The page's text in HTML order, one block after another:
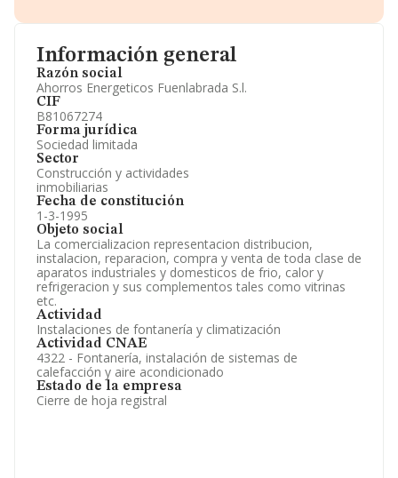
Información general
Razón social
Ahorros Energeticos Fuenlabrada S.l.
CIF
B81067274
Forma jurídica
Sociedad limitada
Sector
Construcción y actividades
inmobiliarias
Fecha de constitución
1-3-1995
Objeto social
La comercializacion representacion distribucion,
instalacion, reparacion, compra y venta de toda clase de
aparatos industriales y domesticos de frio, calor y
refrigeracion y sus complementos tales como vitrinas
etc.
Actividad
Instalaciones de fontanería y climatización
Actividad CNAE
4322 - Fontanería, instalación de sistemas de
calefacción y aire acondicionado
Estado de la empresa
Cierre de hoja registral
Información oficial y registral complementaria.